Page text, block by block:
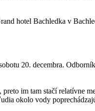
hotel Bachledka v
20. decembra.
im tam stačí relatívne
okolo vody